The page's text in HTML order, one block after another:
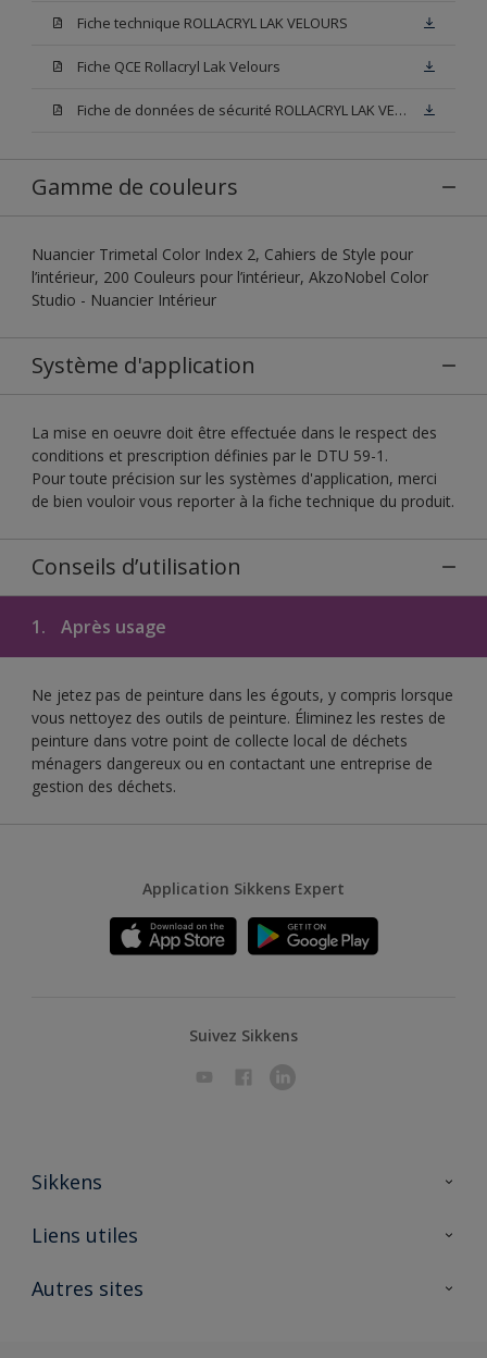
Fiche technique ROLLACRYL LAK VELOURS
Fiche QCE Rollacryl Lak Velours
Fiche de données de sécurité ROLLACRYL LAK VELOURS
Gamme de couleurs
Nuancier Trimetal Color Index 2, Cahiers de Style pour
l’intérieur, 200 Couleurs pour l’intérieur, AkzoNobel Color
Studio - Nuancier Intérieur
Système d'application
La mise en oeuvre doit être effectuée dans le respect des
conditions et prescription définies par le DTU 59-1.
Pour toute précision sur les systèmes d'application, merci
de bien vouloir vous reporter à la fiche technique du produit.
Conseils d’utilisation
1. Après usage
Ne jetez pas de peinture dans les égouts, y compris lorsque
vous nettoyez des outils de peinture. Éliminez les restes de
peinture dans votre point de collecte local de déchets
ménagers dangereux ou en contactant une entreprise de
gestion des déchets.
Application Sikkens Expert
Suivez Sikkens
Sikkens
A propos de Sikkens
Liens utiles
Ouvrir un magasin PASS
Autres sites